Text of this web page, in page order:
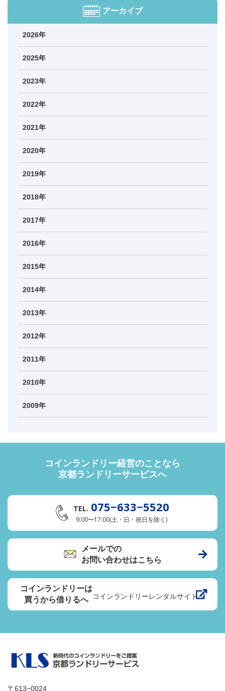
アーカイブ
2026年
2025年
2023年
2022年
2021年
2020年
2019年
2018年
2017年
2016年
2015年
2014年
2013年
2012年
2011年
2010年
2009年
コインランドリー経営のことなら
京都ランドリーサービスへ
TEL. 075−633−5520
9:00〜17:00(土・日・祝日を除く)
メールでの
お問い合わせはこちら
コインランドリーは
買うから借りるへ
コインランドリーレンタルサイトへ
〒613−0024